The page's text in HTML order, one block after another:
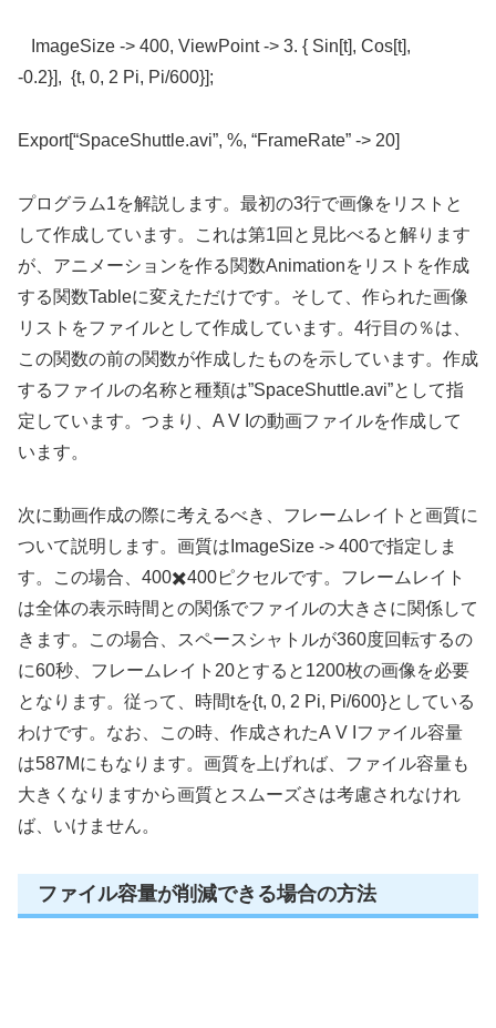
ImageSize -> 400, ViewPoint -> 3. { Sin[t], Cos[t],
-0.2}], {t, 0, 2 Pi, Pi/600}];
Export[“SpaceShuttle.avi”, %, “FrameRate” -> 20]
プログラム1を解説します。最初の3行で画像をリストと
して作成しています。これは第1回と見比べると解ります
が、アニメーションを作る関数Animationをリストを作成
する関数Tableに変えただけです。そして、作られた画像
リストをファイルとして作成しています。4行目の％は、
この関数の前の関数が作成したものを示しています。作成
するファイルの名称と種類は”SpaceShuttle.avi”として指
定しています。つまり、A V Iの動画ファイルを作成して
います。
次に動画作成の際に考えるべき、フレームレイトと画質に
ついて説明します。画質はImageSize -> 400で指定しま
す。この場合、400✖️400ピクセルです。フレームレイト
は全体の表示時間との関係でファイルの大きさに関係して
きます。この場合、スペースシャトルが360度回転するの
に60秒、フレームレイト20とすると1200枚の画像を必要
となります。従って、時間tを{t, 0, 2 Pi, Pi/600}としている
わけです。なお、この時、作成されたA V Iファイル容量
は587Mにもなります。画質を上げれば、ファイル容量も
大きくなりますから画質とスムーズさは考慮されなけれ
ば、いけません。
ファイル容量が削減できる場合の方法